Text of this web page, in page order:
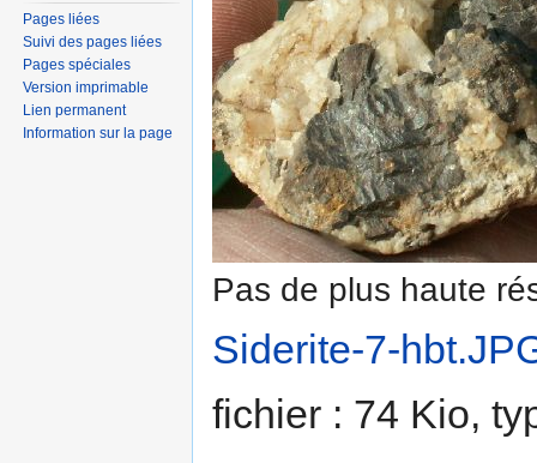
Pas de plus haute
Siderite-7-
fichier : 74 Kio,
Pages liées
Suivi des pages liées
Pages spéciales
Version imprimable
Lien permanent
Information sur la page